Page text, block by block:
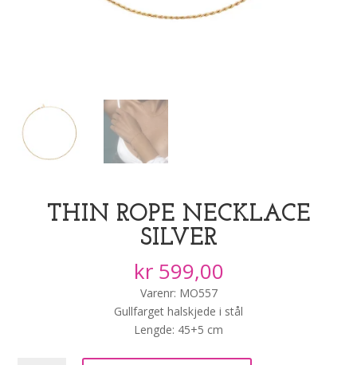
THIN ROPE NECKLACE
SILVER
kr599,00
Varenr: MO557
Gullfarget halskjede i stål
Lengde: 45+5 cm